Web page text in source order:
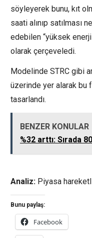
söyleyerek bunu, kıt
saati alınıp satılması
edebilen “yüksek
olarak çerçeveledi.
Modelinde STRC gibi
üzerinde yer alarak bu
tasarlandı.
BENZER KONULAR
%32 arttı: Sırada
Analiz: Piyasa
Bunu paylaş:
Facebook